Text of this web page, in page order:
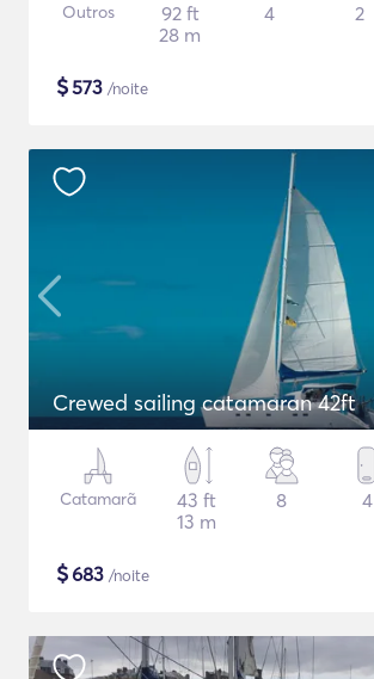
Outros
92 ft
28 m
4 2
$573 /noite
Crewed sailing catamaran 42ft
Catamarã
43 ft
13 m
8 4
$683 /noite